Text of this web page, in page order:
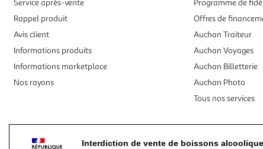
Service après-vente
Rappel produit
Avis client
Informations produits
Informations marketplace
Nos rayons
Programme de
Offres de
Auchan Traiteur
Auchan Voyages
Auchan Billetterie
Auchan Photo
Tous nos services
Interdiction de vente de boissons